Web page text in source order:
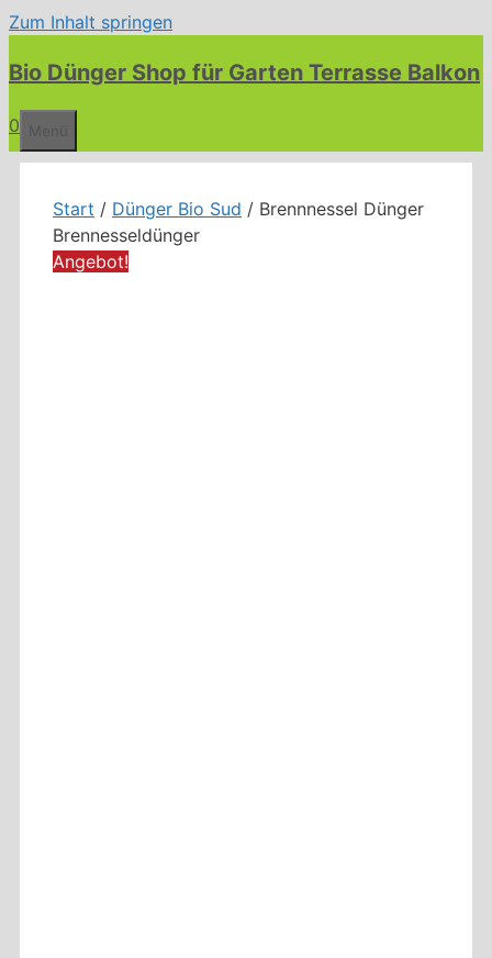
Zum Inhalt springen
Bio Dünger Shop für Garten Terrasse Balkon
0
Start / Dünger Bio Sud / Brennnessel Dünger
Brennesseldünger
Angebot!